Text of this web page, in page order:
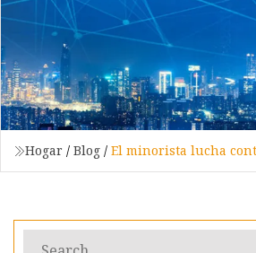
Hogar / Blog / El minorista lucha